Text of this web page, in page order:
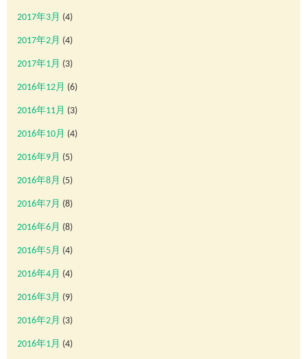
2017年3月 (4)
2017年2月 (4)
2017年1月 (3)
2016年12月 (6)
2016年11月 (3)
2016年10月 (4)
2016年9月 (5)
2016年8月 (5)
2016年7月 (8)
2016年6月 (8)
2016年5月 (4)
2016年4月 (4)
2016年3月 (9)
2016年2月 (3)
2016年1月 (4)